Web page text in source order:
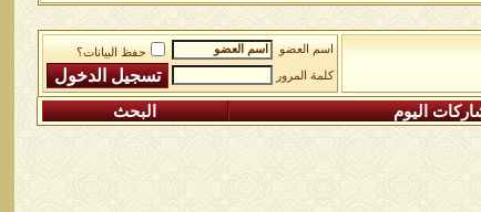
اسم العضو
حفظ البيانات؟
كلمة المرور
اليوم البحث